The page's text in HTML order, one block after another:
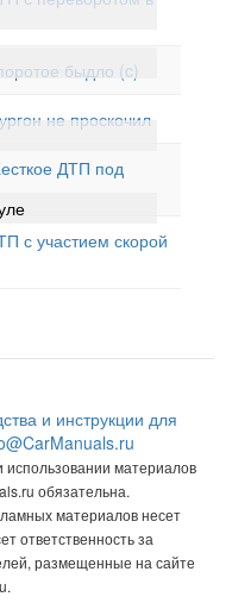
и инструкции для
материалов
обязательна.
материалов несет
ответственность за
размещенные на сайте